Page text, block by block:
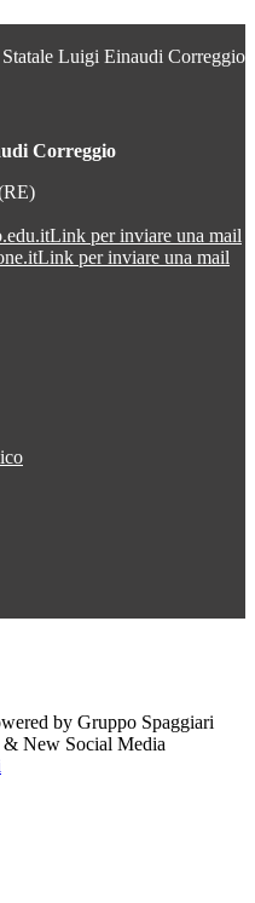
Luigi Einaudi Correggio
Correggio
Link per inviare una mail
Link per inviare una mail
by Gruppo Spaggiari
New Social Media